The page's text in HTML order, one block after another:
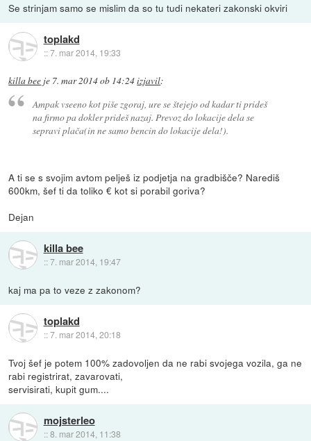
Se strinjam samo se mislim da so tu tudi nekateri zakonski okviri
toplakd
::7. mar 2014, 19:33
killa bee je 7. mar 2014 ob 14:24izjavil:
Ampak vseeno kot piše zgoraj, ure se štejejo od kadar ti prideš
na firmo pa dokler prideš nazaj. Prevoz do lokacije dela se
sepravi plača(in ne samo bencin do lokacije dela!).
A ti se s svojim avtom pelješ iz podjetja na gradbišče? Narediš
600km, šef ti da toliko € kot si porabil goriva?
Dejan
killa bee
::7. mar 2014, 19:47
kaj ma pa to veze z zakonom?
toplakd
::7. mar 2014, 20:18
Tvoj šef je potem 100% zadovoljen da ne rabi svojega vozila, ga ne
rabi registrirat, zavarovati,
servisirati, kupit gum....
mojsterleo
::8. mar 2014, 11:38